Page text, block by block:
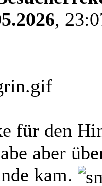
,
für den
aber
kam.